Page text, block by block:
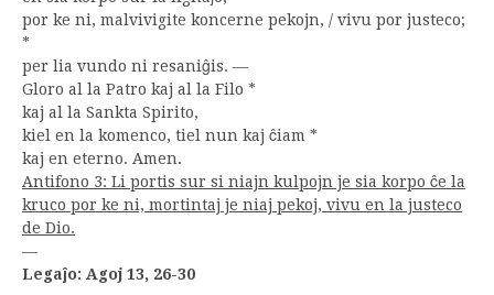
por ke ni, malvivigite koncerne pekojn, / vivu por justeco;
*
per lia vundo ni resaniĝis. —
Gloro al la Patro kaj al la Filo *
kaj al la Sankta Spirito,
kiel en la komenco, tiel nun kaj ĉiam *
kaj en eterno. Amen.
Antifono 3: Li portis sur si niajn kulpojn je sia korpo ĉe la
kruco por ke ni, mortintaj je niaj pekoj, vivu en la justeco
de Dio.
—
Legaĵo: Agoj 13, 26-30